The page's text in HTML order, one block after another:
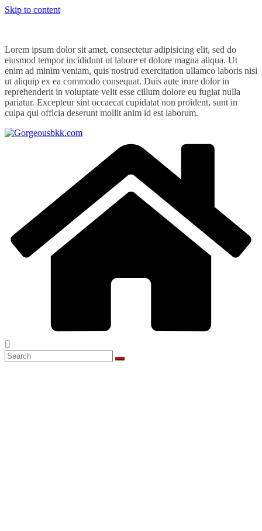
Skip to content
Lorem ipsum dolor sit amet, consectetur adipisicing elit, sed do
eiusmod tempor incididunt ut labore et dolore magna aliqua. Ut
enim ad minim veniam, quis nostrud exercitation ullamco laboris nisi
ut aliquip ex ea commodo consequat. Duis aute irure dolor in
reprehenderit in voluptate velit esse cillum dolore eu fugiat nulla
pariatur. Excepteur sint occaecat cupidatat non proident, sunt in
culpa qui officia deserunt mollit anim id est laborum.